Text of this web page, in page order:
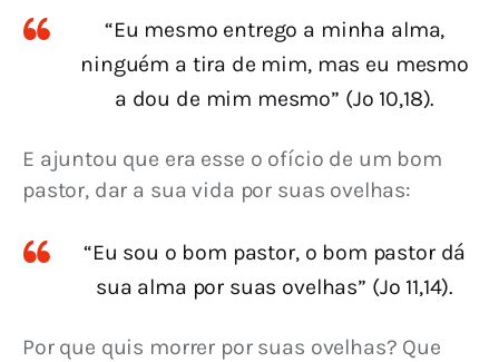
“Eu mesmo entrego a minha alma,
ninguém a tira de mim, mas eu mesmo
a dou de mim mesmo” (Jo 10,18).
E ajuntou que era esse o ofício de um bom
pastor, dar a sua vida por suas ovelhas:
“Eu sou o bom pastor, o bom pastor dá
sua alma por suas ovelhas” (Jo 11,14).
Por que quis morrer por suas ovelhas? Que